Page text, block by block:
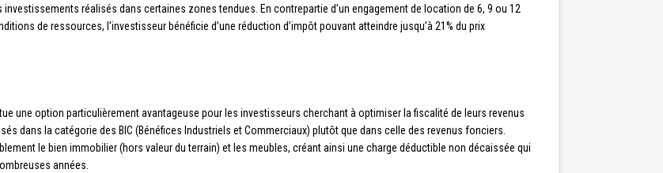
réalisés dans certaines zones tendues. En contrepartie d’un engagement de location de 6, 9 ou 12
de ressources, l’investisseur bénéficie d’une réduction d’impôt pouvant atteindre jusqu’à 21% du prix
une option particulièrement avantageuse pour les investisseurs cherchant à optimiser la fiscalité de leurs revenus
dans la catégorie des BIC (Bénéfices Industriels et Commerciaux) plutôt que dans celle des revenus fonciers.
le bien immobilier (hors valeur du terrain) et les meubles, créant ainsi une charge déductible non décaissée qui
années.